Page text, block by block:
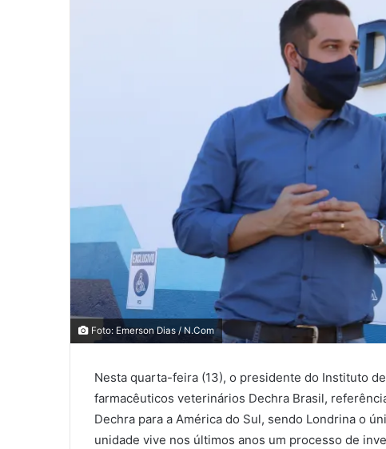
Foto: Emerson Dias / N.Com
Nesta quarta-feira (13), o presidente do Instituto
farmacêuticos veterinários Dechra Brasil,
Dechra para a América do Sul, sendo Londrina o
unidade vive nos últimos anos um processo de
COMPARTILHAMENTOS